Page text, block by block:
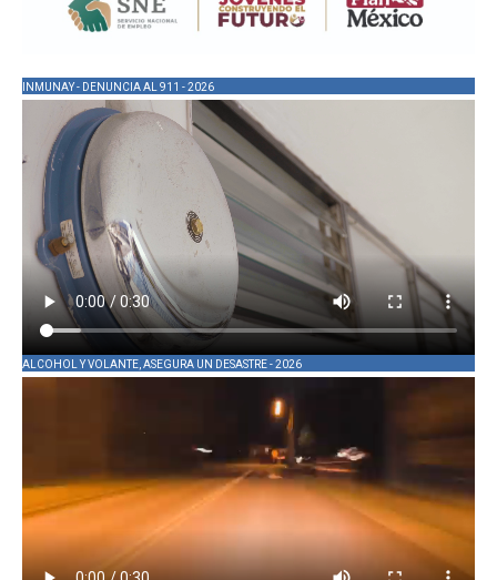
INMUNAY - DENUNCIA AL 911 - 2026
ALCOHOL Y VOLANTE, ASEGURA UN DESASTRE - 2026